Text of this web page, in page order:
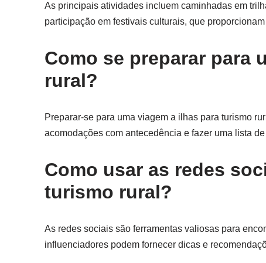
As principais atividades incluem caminhadas em
participação em festivais culturais, que
Como se preparar para
rural?
Preparar-se para uma viagem a ilhas para turismo
acomodações com antecedência e fazer uma lista
Como usar as redes
turismo rural?
As redes sociais são ferramentas valiosas para
influenciadores podem fornecer dicas e